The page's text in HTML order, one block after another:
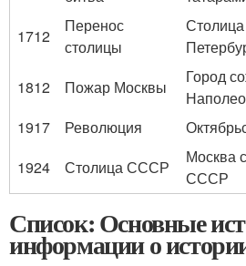
1712
Перенос
столицы
1812
Пожар Москвы
Город
1917
Революция
1924
Столица СССР
Москва
СССР
Список: Основные
информации о